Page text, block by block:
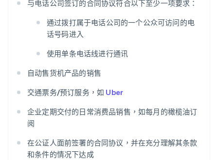
与电话公司签订的合同协议符合以下至少一项要求：
通过拨打属于电话公司的一个公众可访问的电
话号码进入
使用单条电话线进行通讯
自动售货机产品的销售
交通票务/预订服务，如 Uber
企业定期交付的日常消费品销售，如每月的橄榄油订
阅
在公证人面前签署的合同协议，并在充分理解其条款
和条件的情况下达成